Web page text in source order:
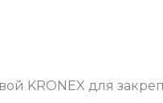
KRONEX для